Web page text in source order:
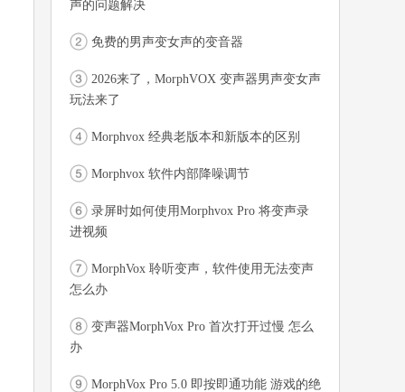
声的问题解决
免费的男声变女声的变音器
2026来了，MorphVOX 变声器男声变女声
玩法来了
Morphvox 经典老版本和新版本的区别
Morphvox 软件内部降噪调节
录屏时如何使用Morphvox Pro 将变声录
进视频
MorphVox 聆听变声，软件使用无法变声
怎么办
变声器MorphVox Pro 首次打开过慢 怎么
办
MorphVox Pro 5.0 即按即通功能 游戏的绝